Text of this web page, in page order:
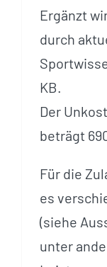
Ergänzt
durch
KB.
Der
beträgt
Für die
es
(siehe
unter